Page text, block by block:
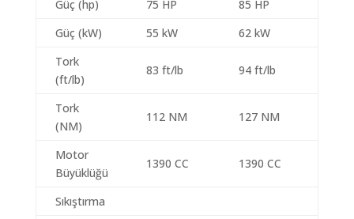
Güç (hp) 75 HP
85 HP
Güç (kW)
55 kW
62 kW
Tork
(ft/lb)
83 ft/lb 94 ft/lb
Tork
(NM)
112 NM 127 NM
Motor
Büyüklüğü
1390 CC 1390 CC
Sıkıştırma